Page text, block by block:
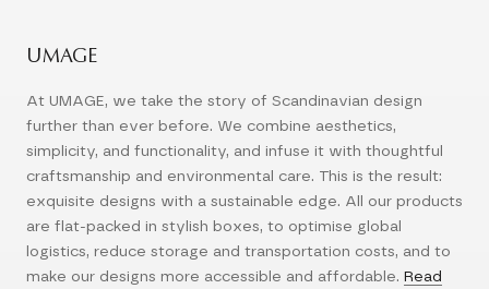
UMAGE
At UMAGE, we take the story of Scandinavian design
further than ever before. We combine aesthetics,
simplicity, and functionality, and infuse it with thoughtful
craftsmanship and environmental care. This is the result:
exquisite designs with a sustainable edge. All our products
are flat-packed in stylish boxes, to optimise global
logistics, reduce storage and transportation costs, and to
make our designs more accessible and affordable. Read